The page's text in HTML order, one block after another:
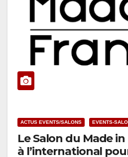
ACTUS EVENTS/SALONS EVENTS-
Le Salon du Made in
à l’international